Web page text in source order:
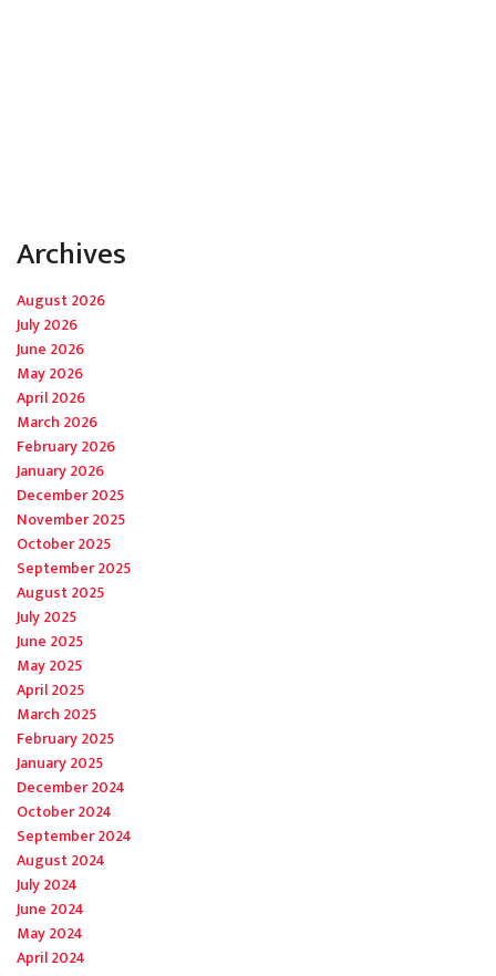
Archives
August 2026
July 2026
June 2026
May 2026
April 2026
March 2026
February 2026
January 2026
December 2025
November 2025
October 2025
September 2025
August 2025
July 2025
June 2025
May 2025
April 2025
March 2025
February 2025
January 2025
December 2024
October 2024
September 2024
August 2024
July 2024
June 2024
May 2024
April 2024